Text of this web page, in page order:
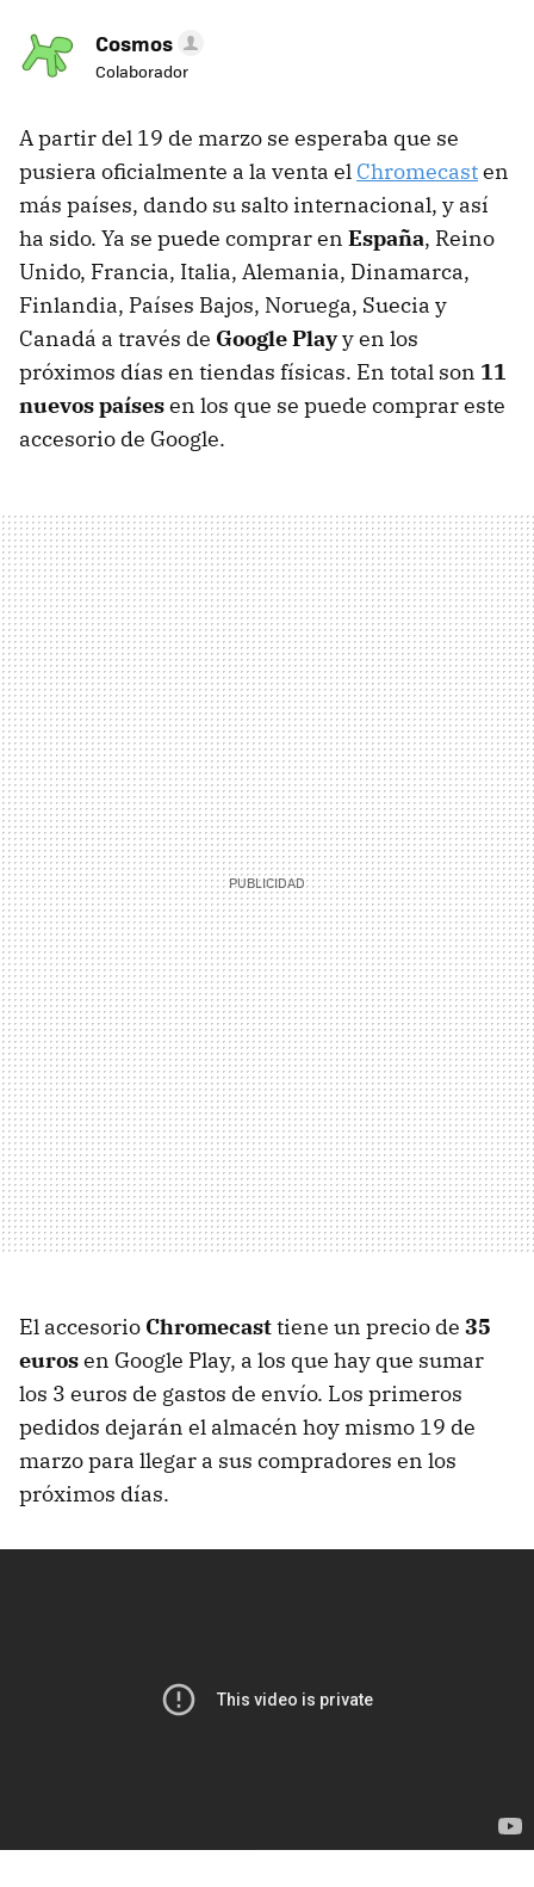
Cosmos
Colaborador
A partir del 19 de marzo se esperaba que se
pusiera oficialmente a la venta el Chromecasten
más países, dando su salto internacional, y así
ha sido. Ya se puede comprar en España, Reino
Unido, Francia, Italia, Alemania, Dinamarca,
Finlandia, Países Bajos, Noruega, Suecia y
Canadá a través de Google Playy en los
próximos días en tiendas físicas. En total son 11
nuevos paísesen los que se puede comprar este
accesorio de Google.
El accesorio Chromecasttiene un precio de 35
eurosen Google Play, a los que hay que sumar
los 3 euros de gastos de envío. Los primeros
pedidos dejarán el almacén hoy mismo 19 de
marzo para llegar a sus compradores en los
próximos días.